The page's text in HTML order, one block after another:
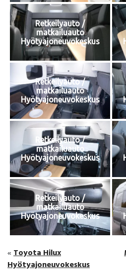
Retkeilyauto /
matkailuauto
Hyötyajoneuvokeskus
Retkeilyauto /
matkailuauto
Hyötyajoneuvokeskus
Retkeilyauto /
matkailuauto
Hyötyajoneuvokeskus
Retkeilyauto /
matkailuauto
Hyötyajoneuvokeskus
« Toyota Hilux
Hyötyajoneuvokeskus